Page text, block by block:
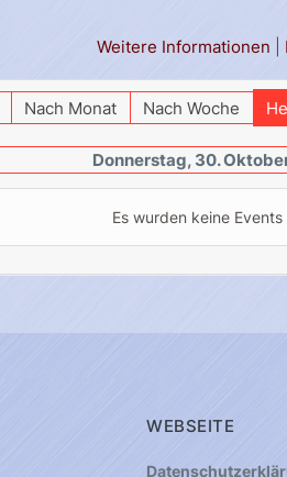
Nach Monat Nach Woche
Donnerstag, 30.
Es wurden keine
WEBSEITE
Weitere Informationen